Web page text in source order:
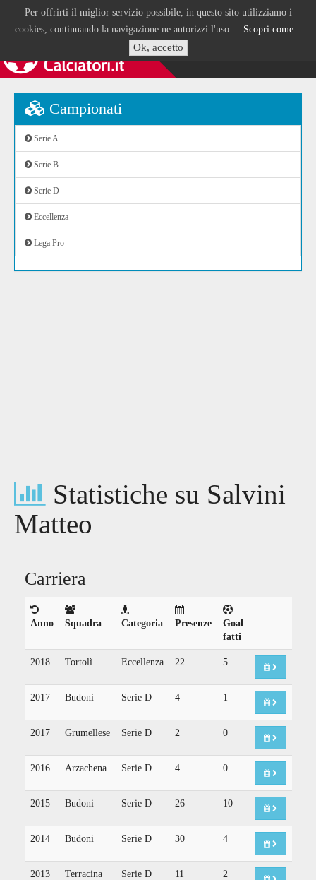
Per offrirti il miglior servizio possibile, in questo sito utilizziamo i
cookies, continuando la navigazione ne autorizzi l'uso. Scopri come
Ok, accetto
Campionati
Serie A
Serie B
Serie D
Eccellenza
Lega Pro
Statistiche su Salvini
Matteo
Carriera
Anno Squadra Categoria Presenze
Goal
fatti
2018 Tortolì Eccellenza 22 5
2017 Budoni Serie D 4 1
2017 Grumellese Serie D 2 0
2016 Arzachena Serie D 4 0
2015 Budoni Serie D 26 10
2014 Budoni Serie D 30 4
2013 Terracina Serie D 11 2